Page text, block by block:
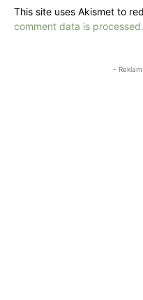
This site uses Akismet to
comment data is processed.
-